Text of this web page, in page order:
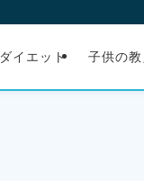
ダイエット 子供の